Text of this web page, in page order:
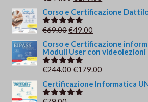
prezzo
originale
era:
€244.00.
prezzo
€179.00.
Corso e Certificazione
Valutato
€69.00Il
prezzo
originale
era:
€49.00
prezzo
attuale
è:
Corso e Certificazione
Moduli User con videolezioni
Valutato
€244.00Il
prezzo
originale
€179.00
prezzo
Certificazione Informatica